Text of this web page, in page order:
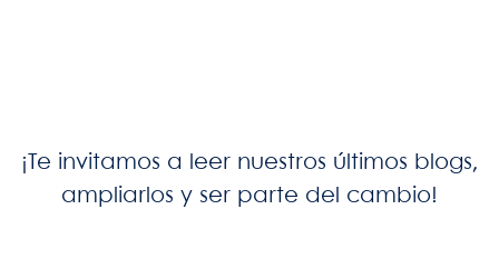
¡Te invitamos a leer nuestros últimos blogs,
ampliarlos y ser parte del cambio!